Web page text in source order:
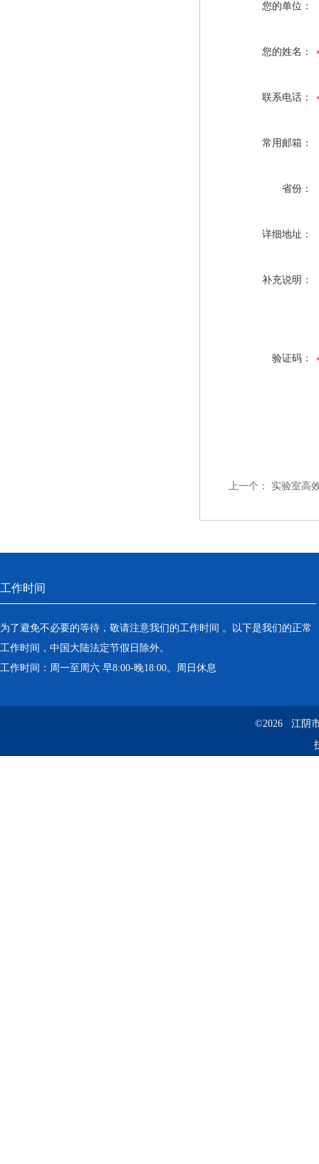
您的单位：
您的姓名：
联系电话：
常用邮箱：
省份：
详细地址：
补充说明：
验证码：
上一个： 实验室高
工作时间
为了避免不必要的等待，敬请注意我们的工作时间 。以下是我们的正常
工作时间，中国大陆法定节假日除外。
工作时间：周一至周六 早8:00-晚18:00。周日休息
©2026 江阴